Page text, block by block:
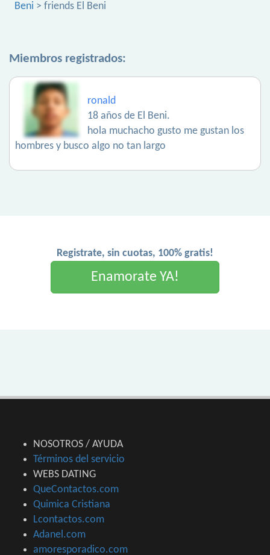
Beni > friends El Beni
Miembros registrados:
ronald
18 años de El Beni.
hola muchacho gusto me gustan los
hombres y busco algo no tan largo
Registrate, sin cuotas, 100% gratis!
Enamorate YA!
NOSOTROS / AYUDA
Términos del servicio
WEBS DATING
QueContactos.com
Quimica Cristiana
Lcontactos.com
Adanel.com
amoresporadico.com